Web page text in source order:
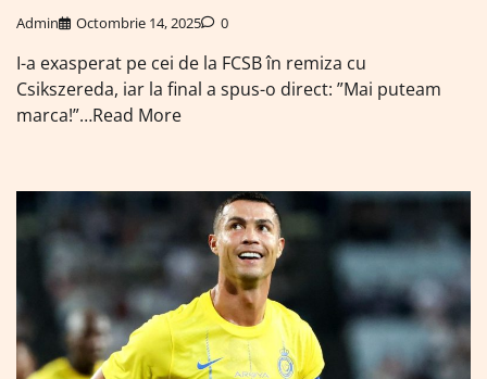
Admin Octombrie 14, 2025 0
I-a exasperat pe cei de la FCSB în remiza cu
Csikszereda, iar la final a spus-o direct: ”Mai puteam
marca!”…Read More